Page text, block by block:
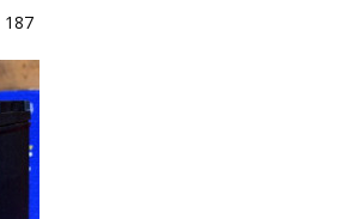
187